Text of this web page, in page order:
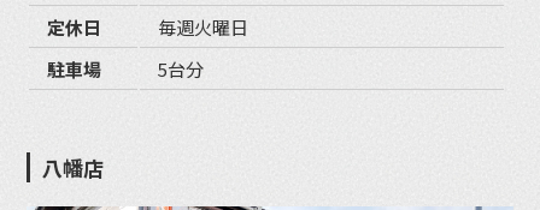
定休日
毎週火曜日
駐車場
5台分
八幡店